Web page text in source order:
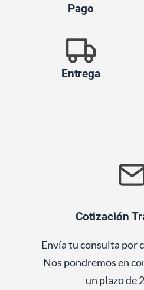
Pago
Entrega
Cotización
Envía tu consulta por
Nos pondremos en
un plazo de